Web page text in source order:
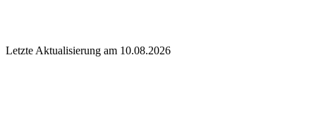
Letzte Aktualisierung am 10.08.2026